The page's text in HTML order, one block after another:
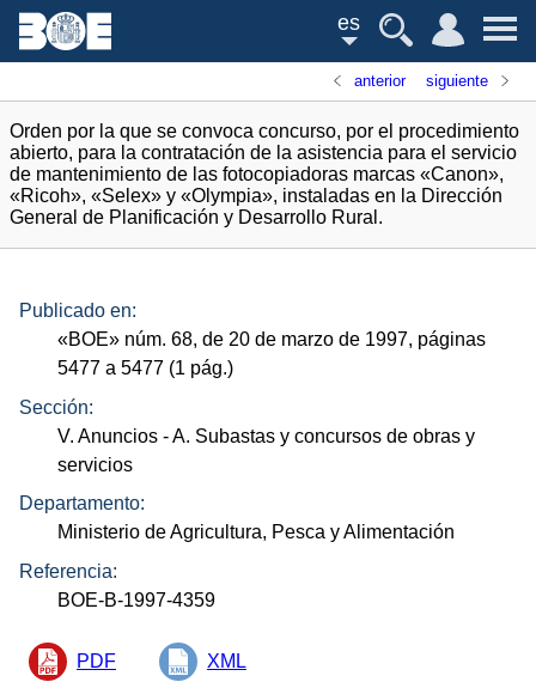
es
anterior siguiente
Orden por la que se convoca concurso, por el procedimiento
abierto, para la contratación de la asistencia para el servicio
de mantenimiento de las fotocopiadoras marcas «Canon»,
«Ricoh», «Selex» y «Olympia», instaladas en la Dirección
General de Planificación y Desarrollo Rural.
Publicado en:
«BOE» núm. 68, de 20 de marzo de 1997, páginas
5477 a 5477 (1 pág.)
Sección:
V. Anuncios - A. Subastas y concursos de obras y
servicios
Departamento:
Ministerio de Agricultura, Pesca y Alimentación
Referencia:
BOE-B-1997-4359
PDF XML